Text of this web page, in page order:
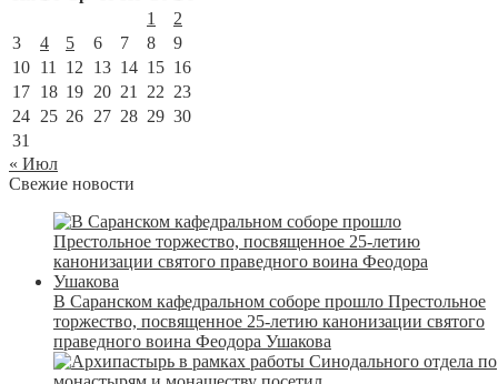
1
2
3
4 5 6 7 8
9
10 11 12 13 14 15 16
17 18 19 20 21 22 23
24 25 26 27 28 29 30
31
« Июл
Свежие новости
В Саранском кафедральном соборе прошло Престольное
торжество, посвященное 25-летию канонизации святого
праведного воина Феодора Ушакова